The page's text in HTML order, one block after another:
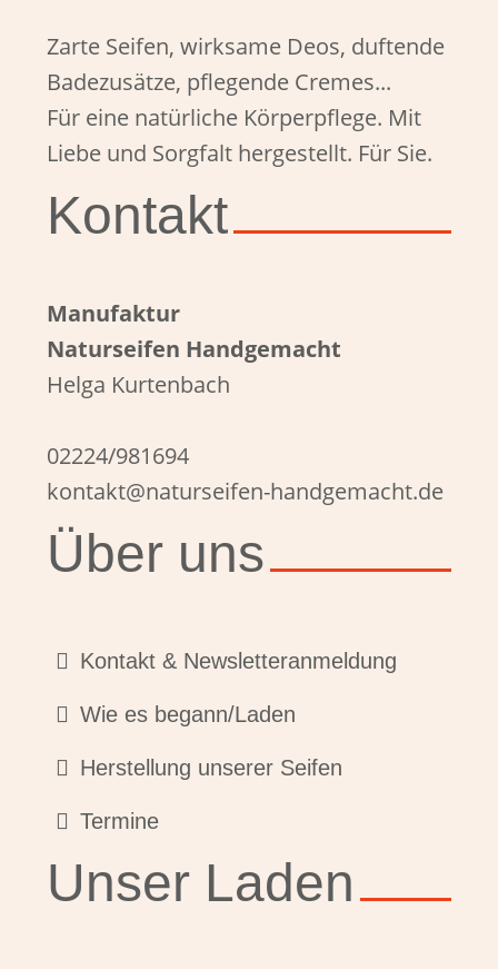
Zarte Seifen, wirksame Deos, duftende
Badezusätze, pflegende Cremes...
Für eine natürliche Körperpflege. Mit
Liebe und Sorgfalt hergestellt. Für Sie.
Kontakt
Manufaktur
Naturseifen Handgemacht
Helga Kurtenbach
02224/981694
kontakt@naturseifen-handgemacht.de
Über uns
Kontakt & Newsletteranmeldung
Wie es begann/Laden
Herstellung unserer Seifen
Termine
Unser Laden